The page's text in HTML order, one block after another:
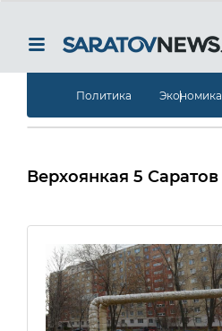
Политика Экономика
Верхоянкая 5 Саратов